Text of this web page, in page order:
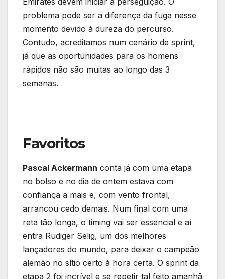
problema pode ser a diferença da fuga nesse
momento devido à dureza do percurso.
Contudo, acreditamos num cenário de sprint,
já que as oportunidades para os homens
rápidos não são muitas ao longo das 3
semanas.
Favoritos
Pascal Ackermann conta já com uma etapa
no bolso e no dia de ontem estava com
confiança a mais e, com vento frontal,
arrancou cedo demais. Num final com uma
reta tão longa, o timing vai ser essencial e aí
entra Rudiger Selig, um dos melhores
lançadores do mundo, para deixar o campeão
alemão no sítio certo à hora certa. O sprint da
etapa 2 foi incrível e se repetir tal feito amanhã